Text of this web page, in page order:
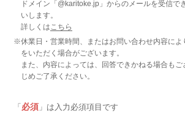
ドメイン「@karitoke.jp」からのメールを受信で
いします。
詳しくはこちら
※休業日・営業時間、またはお問い合わせ内容によ
をいただく場合がございます。
また、内容によっては、回答できかねる場合も
じめご了承ください。
「 必須 」は入力必須項目です